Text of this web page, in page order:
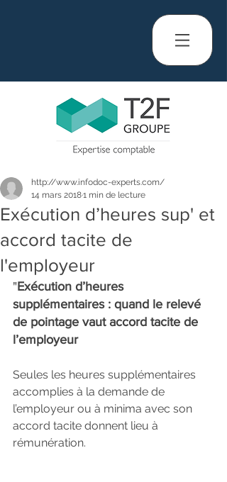
Exécution d’heures sup' et
accord tacite de
l'employeur
http://www.infodoc-experts.com/
14 mars 20181 min de lecture
"Exécution d’heures
supplémentaires : quand le relevé
de pointage vaut accord tacite de
l’employeur
Seules les heures supplémentaires
accomplies à la demande de
l’employeur ou à minima avec son
accord tacite donnent lieu à
rémunération.